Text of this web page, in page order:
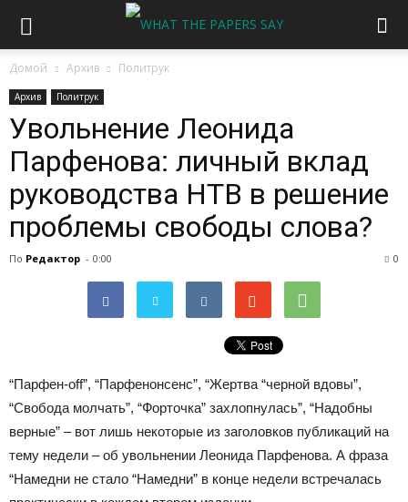
Домой Архив Политрук
Архив Политрук
Увольнение Леонида
Парфенова: личный вклад
руководства НТВ в решение
проблемы свободы слова?
По Редактор - 0:00 0
“Парфен-off”, “Парфенонсенс”, “Жертва “черной вдовы”,
“Свобода молчать”, “Форточка” захлопнулась”, “Надобны
верные” – вот лишь некоторые из заголовков публикаций на
тему недели – об увольнении Леонида Парфенова. А фраза
“Намедни не стало “Намедни” в конце недели встречалась